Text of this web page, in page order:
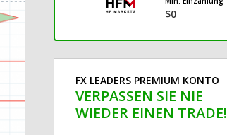
$0
FX LEADERS PREMIUM KONTO
VERPASSEN SIE NIE
WIEDER EINEN TRADE!